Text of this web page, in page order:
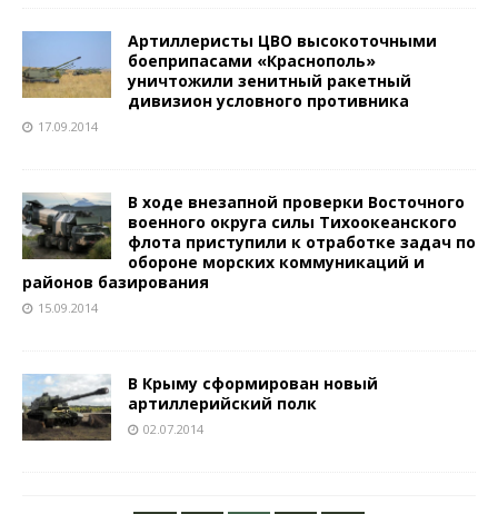
Артиллеристы ЦВО высокоточными
боеприпасами «Краснополь»
уничтожили зенитный ракетный
дивизион условного противника
17.09.2014
В ходе внезапной проверки Восточного
военного округа силы Тихоокеанского
флота приступили к отработке задач по
обороне морских коммуникаций и
районов базирования
15.09.2014
В Крыму сформирован новый
артиллерийский полк
02.07.2014